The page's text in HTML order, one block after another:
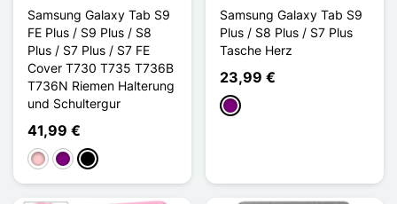
Samsung Galaxy Tab S9
FE Plus / S9 Plus / S8
Plus / S7 Plus / S7 FE
Cover T730 T735 T736B
T736N Riemen Halterung
und Schultergur
41,99 €
PinkViolettNoir Noir
Samsung Galaxy Tab S9
Plus / S8 Plus / S7 Plus
Tasche Herz
23,99 €
Violett